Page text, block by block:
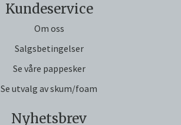
Kundeservice
Om oss
Salgsbetingelser
Se våre pappesker
Se utvalg av skum/foam
Nyhetsbrev